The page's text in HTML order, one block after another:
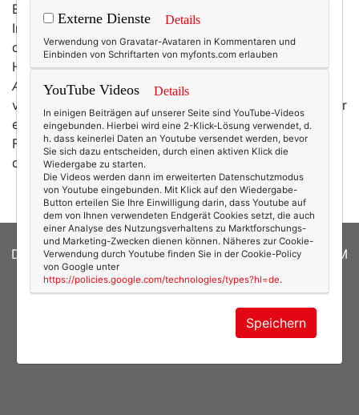
Eiskalt waren sie, unaufwärmbar - nicht mal heißer
Ingwer-Chai (mit Milchschaum!) hat geholfen. Klar,
dass ich bald ein erstes, unangenehmes Kratzen im
Hals verspürte. Aber dann begegnete mir dieErste
Abwehr. Plötzlich war sie überall, im ganzen Internet
verteilt. Auf jeder einzelnen Seite kuschelte sie sich mir
entgegen: Kaschmir Kaschmir Kaschmir - in allen
Formen und Farben, und dabei so weich und wollig,
dass ich schon beim Anschauen…
DATENSCHUTZERKLÄRUNG|COOKIES|IMPRESSUM
© 2026texterella.de| Susanne Ackstaller
Sibylle Zimmermann, hz-
Externe Dienste Details
Verwendung von Gravatar-Avataren in Kommentaren und
Einbinden von Schriftarten von myfonts.com erlauben
YouTube Videos Details
In einigen Beiträgen auf unserer Seite sind YouTube-Videos
eingebunden. Hierbei wird eine 2-Klick-Lösung verwendet, d.
h. dass keinerlei Daten an Youtube versendet werden, bevor
Sie sich dazu entscheiden, durch einen aktiven Klick die
Wiedergabe zu starten.
Die Videos werden dann im erweiterten Datenschutzmodus
von Youtube eingebunden. Mit Klick auf den Wiedergabe-
Button erteilen Sie Ihre Einwilligung darin, dass Youtube auf
dem von Ihnen verwendeten Endgerät Cookies setzt, die auch
einer Analyse des Nutzungsverhaltens zu Marktforschungs-
und Marketing-Zwecken dienen können. Näheres zur Cookie-
Verwendung durch Youtube finden Sie in der Cookie-Policy
von Google unter
https://policies.google.com/technologies/types?hl=de.
Speichern